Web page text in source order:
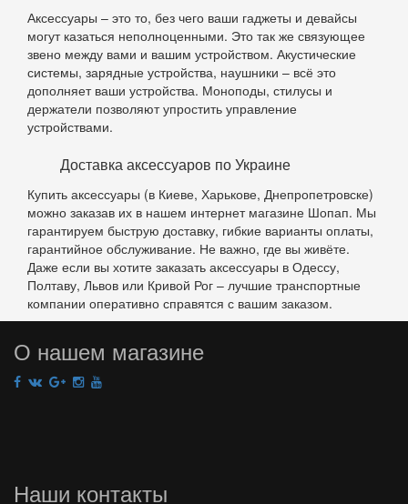
Аксессуары – это то, без чего ваши гаджеты и девайсы
могут казаться неполноценными. Это так же связующее
звено между вами и вашим устройством. Акустические
системы, зарядные устройства, наушники – всё это
дополняет ваши устройства. Моноподы, стилусы и
держатели позволяют упростить управление
устройствами.
Доставка аксессуаров по Украине
Купить аксессуары (в Киеве, Харькове, Днепропетровске)
можно заказав их в нашем интернет магазине Шопап. Мы
гарантируем быструю доставку, гибкие варианты оплаты,
гарантийное обслуживание. Не важно, где вы живёте.
Даже если вы хотите заказать аксессуары в Одессу,
Полтаву, Львов или Кривой Рог – лучшие транспортные
компании оперативно справятся с вашим заказом.
О нашем магазине
Наши контакты